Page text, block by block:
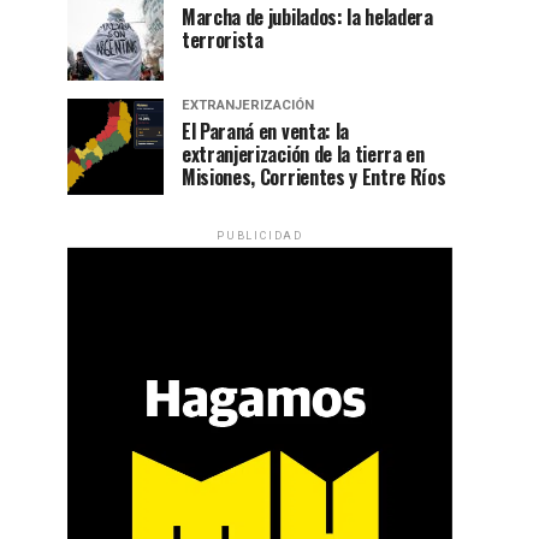
Marcha de jubilados: la heladera
terrorista
EXTRANJERIZACIÓN
El Paraná en venta: la
extranjerización de la tierra en
Misiones, Corrientes y Entre Ríos
PUBLICIDAD